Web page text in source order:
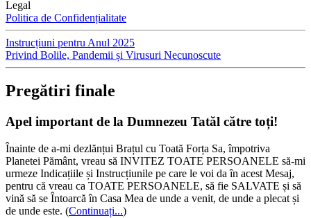
Legal
Politica de Confidențialitate
Instrucțiuni pentru Anul 2025
Privind Bolile, Pandemii și Virusuri Necunoscute
Pregătiri finale
Apel important de la Dumnezeu Tatăl către toți!
Înainte de a-mi dezlănțui Brațul cu Toată Forța Sa, împotriva
Planetei Pământ, vreau să INVITEZ TOATE PERSOANELE să-mi
urmeze Indicațiile și Instrucțiunile pe care le voi da în acest Mesaj,
pentru că vreau ca TOATE PERSOANELE, să fie SALVATE și să
vină să se Întoarcă în Casa Mea de unde a venit, de unde a plecat și
de unde este. (Continuați...)